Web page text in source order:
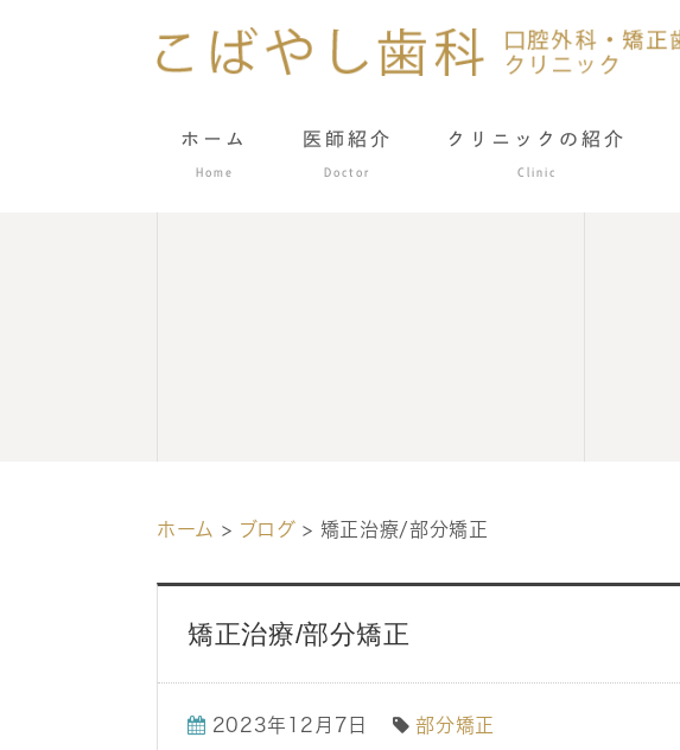
ホーム
Home
医師紹介
Doctor
クリニックの紹介
Clinic
ホーム > ブログ > 矯正治療/部分矯正
矯正治療/部分矯正
2023年12月7日 部分矯正